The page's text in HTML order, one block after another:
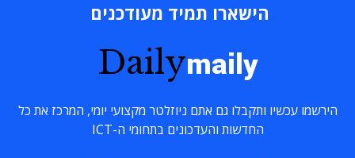
הישארו תמיד מעודכנים
Dailymaily
הירשמו עכשיו ותקבלו גם אתם ניוזלטר מקצועי יומי, המרכז את כל
החדשות והעדכונים בתחומי ה-ICT